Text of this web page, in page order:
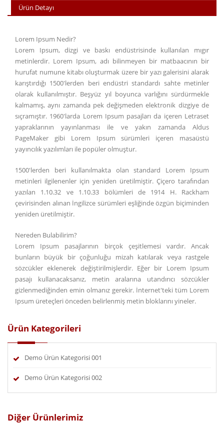
Ürün Detayı
Lorem Ipsum Nedir?
Lorem Ipsum, dizgi ve baskı endüstrisinde kullanılan mıgır
metinlerdir. Lorem Ipsum, adı bilinmeyen bir matbaacının bir
hurufat numune kitabı oluşturmak üzere bir yazı galerisini alarak
karıştırdığı 1500'lerden beri endüstri standardı sahte metinler
olarak kullanılmıştır. Beşyüz yıl boyunca varlığını sürdürmekle
kalmamış, aynı zamanda pek değişmeden elektronik dizgiye de
sıçramıştır. 1960'larda Lorem Ipsum pasajları da içeren Letraset
yapraklarının yayınlanması ile ve yakın zamanda Aldus
PageMaker gibi Lorem Ipsum sürümleri içeren masaüstü
yayıncılık yazılımları ile popüler olmuştur.
1500'lerden beri kullanılmakta olan standard Lorem Ipsum
metinleri ilgilenenler için yeniden üretilmiştir. Çiçero tarafından
yazılan 1.10.32 ve 1.10.33 bölümleri de 1914 H. Rackham
çevirisinden alınan İngilizce sürümleri eşliğinde özgün biçiminden
yeniden üretilmiştir.
Nereden Bulabilirim?
Lorem Ipsum pasajlarının birçok çeşitlemesi vardır. Ancak
bunların büyük bir çoğunluğu mizah katılarak veya rastgele
sözcükler eklenerek değiştirilmişlerdir. Eğer bir Lorem Ipsum
pasajı kullanacaksanız, metin aralarına utandırıcı sözcükler
gizlenmediğinden emin olmanız gerekir. İnternet'teki tüm Lorem
Ipsum üreteçleri önceden belirlenmiş metin bloklarını yineler.
Ürün Kategorileri
Demo Ürün Kategorisi 001
Demo Ürün Kategorisi 002
Diğer Ürünlerimiz